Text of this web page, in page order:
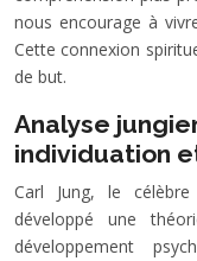
nous encourage à
Cette connexion
de but.
Analyse
individuation
Carl Jung, le
développé une
développement